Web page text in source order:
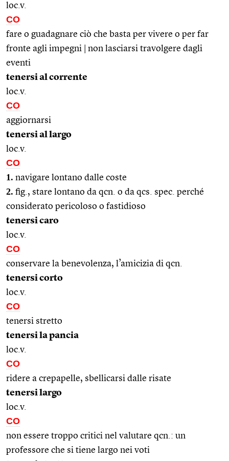
loc.v.
CO
fare o guadagnare ciò che basta per vivere o per far
fronte agli impegni | non lasciarsi travolgere dagli
eventi
tenersi al corrente
loc.v.
CO
aggiornarsi
tenersi al largo
loc.v.
CO
1. navigare lontano dalle coste
2. fig., stare lontano da qcn. o da qcs. spec. perché
considerato pericoloso o fastidioso
tenersi caro
loc.v.
CO
conservare la benevolenza, l’amicizia di qcn.
tenersi corto
loc.v.
CO
tenersi stretto
tenersi la pancia
loc.v.
CO
ridere a crepapelle, sbellicarsi dalle risate
tenersi largo
loc.v.
CO
non essere troppo critici nel valutare qcn.: un
professore che si tiene largo nei voti